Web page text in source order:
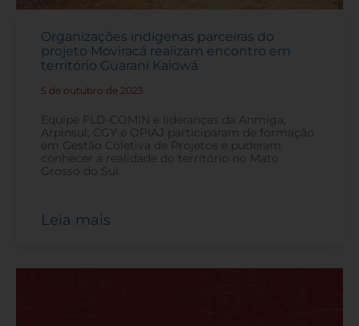
Organizações indígenas parceiras do
projeto Moviracá realizam encontro em
território Guarani Kaiowá
5 de outubro de 2023
Equipe FLD-COMIN e lideranças da Anmiga,
Arpinsul, CGY e OPIAJ participaram de formação
em Gestão Coletiva de Projetos e puderam
conhecer a realidade do território no Mato
Grosso do Sul.
Leia mais